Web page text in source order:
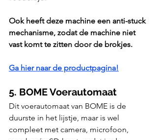
Ook heeft deze machine een anti-stuck
mechanisme, zodat de machine niet
vast komt te zitten door de brokjes.
Ga hier naar de productpagina!
5. BOME Voerautomaat
Dit voerautomaat van BOME is de
duurste in het lijstje, maar is wel
compleet met camera, microfoon,